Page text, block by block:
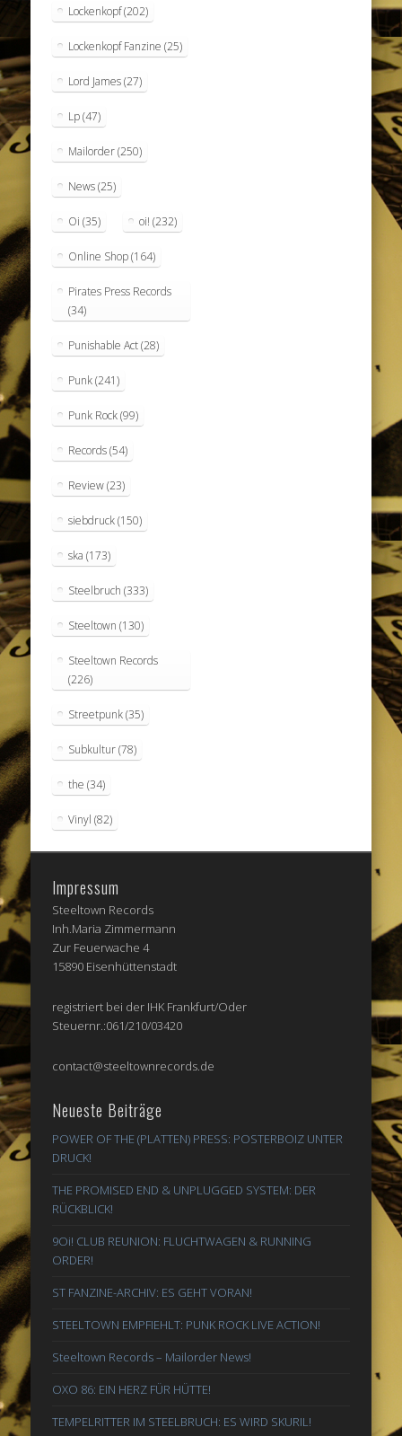
Lockenkopf(202)
Lockenkopf Fanzine (25)
Lord James(27)
Lp(47)
Mailorder(250)
News(25)
Oi (35) oi! (232)
Online Shop(164)
Pirates Press Records
(34)
Punishable Act(28)
Punk(241)
Punk Rock(99)
Records(54)
Review(23)
siebdruck(150)
ska (173)
Steelbruch (333)
Steeltown (130)
Steeltown Records
(226)
Streetpunk(35)
Subkultur(78)
the (34)
Vinyl (82)
Impressum
Steeltown Records
Inh.Maria Zimmermann
Zur Feuerwache 4
15890 Eisenhüttenstadt
registriert bei der IHK Frankfurt/Oder
Steuernr.:061/210/03420
contact@steeltownrecords.de
Neueste Beiträge
POWER OF THE (PLATTEN) PRESS: POSTERBOIZ UNTER
DRUCK!
THE PROMISED END & UNPLUGGED SYSTEM: DER
RÜCKBLICK!
9Oi! CLUB REUNION: FLUCHTWAGEN & RUNNING
ORDER!
ST FANZINE-ARCHIV: ES GEHT VORAN!
STEELTOWN EMPFIEHLT: PUNK ROCK LIVE ACTION!
Steeltown Records – Mailorder News!
OXO 86: EIN HERZ FÜR HÜTTE!
TEMPELRITTER IM STEELBRUCH: ES WIRD SKURIL!